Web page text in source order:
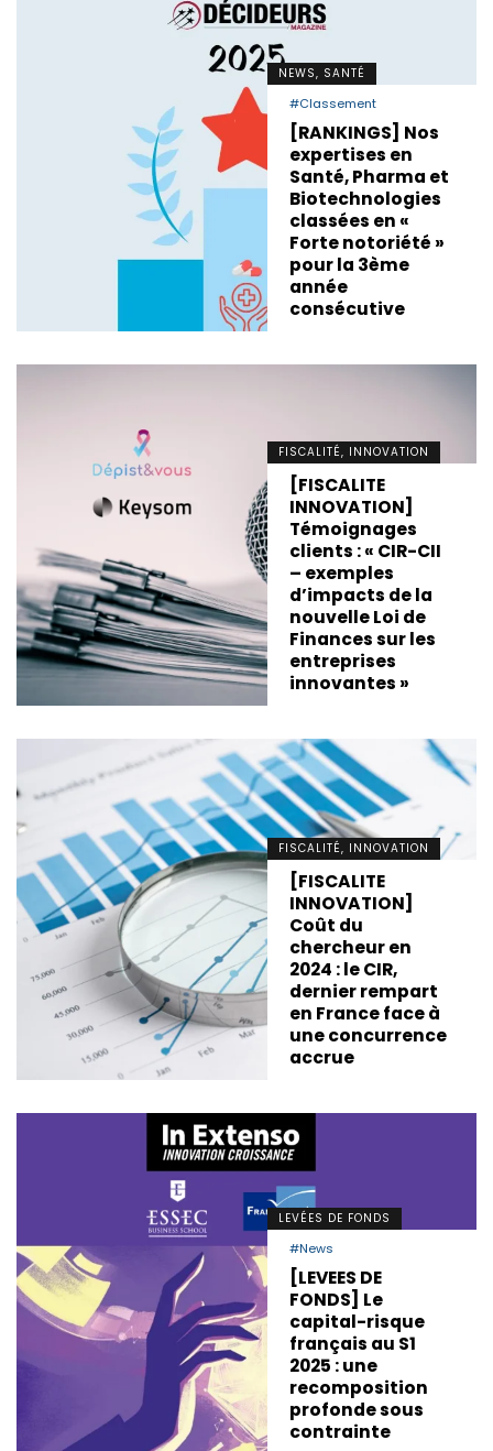
NEWS, SANTÉ
#Classement
[RANKINGS] Nos
expertises en
Santé, Pharma et
Biotechnologies
classées en «
Forte notoriété »
pour la 3ème
année
consécutive
FISCALITÉ, INNOVATION
[FISCALITE
INNOVATION]
Témoignages
clients : « CIR-CII
– exemples
d’impacts de la
nouvelle Loi de
Finances sur les
entreprises
innovantes »
FISCALITÉ, INNOVATION
[FISCALITE
INNOVATION]
Coût du
chercheur en
2024 : le CIR,
dernier rempart
en France face à
une concurrence
accrue
LEVÉES DE FONDS
#News
[LEVEES DE
FONDS] Le
capital-risque
français au S1
2025 : une
recomposition
profonde sous
contrainte